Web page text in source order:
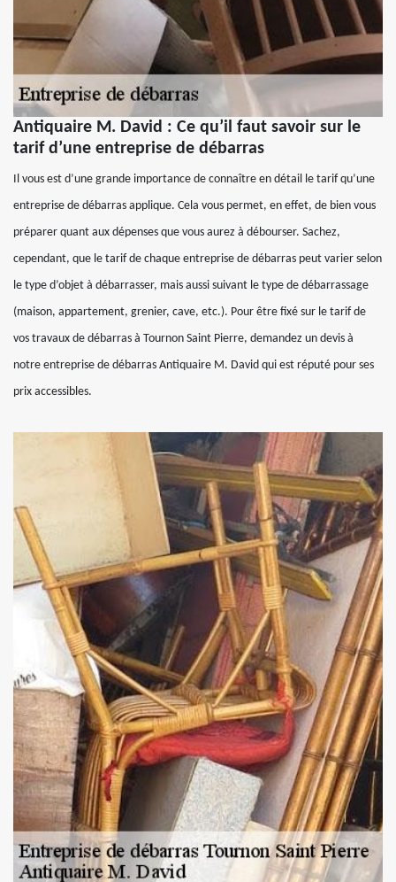
Antiquaire M. David : Ce qu’il faut savoir sur le
tarif d’une entreprise de débarras
Il vous est d’une grande importance de connaître en détail le tarif qu’une
entreprise de débarras applique. Cela vous permet, en effet, de bien vous
préparer quant aux dépenses que vous aurez à débourser. Sachez,
cependant, que le tarif de chaque entreprise de débarras peut varier selon
le type d’objet à débarrasser, mais aussi suivant le type de débarrassage
(maison, appartement, grenier, cave, etc.). Pour être fixé sur le tarif de
vos travaux de débarras à Tournon Saint Pierre, demandez un devis à
notre entreprise de débarras Antiquaire M. David qui est réputé pour ses
prix accessibles.